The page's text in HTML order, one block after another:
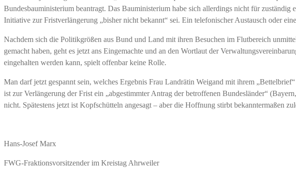
Bundesbauministerium beantragt. Das Bauministerium habe sich allerdings nicht für
Initiative zur Fristverlängerung „bisher nicht bekannt“ sei. Ein telefonischer Austausch oder
Nachdem sich die Politikgrößen aus Bund und Land mit ihren Besuchen im Flutbereich
gemacht haben, geht es jetzt ans Eingemachte und an den Wortlaut der
eingehalten werden kann, spielt offenbar keine Rolle.
Man darf jetzt gespannt sein, welches Ergebnis Frau Landrätin Weigand mit ihrem
ist zur Verlängerung der Frist ein „abgestimmter Antrag der betroffenen Bundesländer“
nicht. Spätestens jetzt ist Kopfschütteln angesagt – aber die Hoffnung stirbt bekanntermaßen
Hans-Josef Marx
FWG-Fraktionsvorsitzender im Kreistag Ahrweiler